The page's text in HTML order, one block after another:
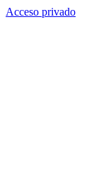
Acceso privado